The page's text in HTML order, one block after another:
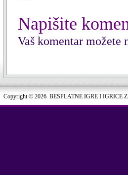
Napišite
Vaš komentar možete
Copyright © 2026. BESPLATNE IGRE I IGRICE